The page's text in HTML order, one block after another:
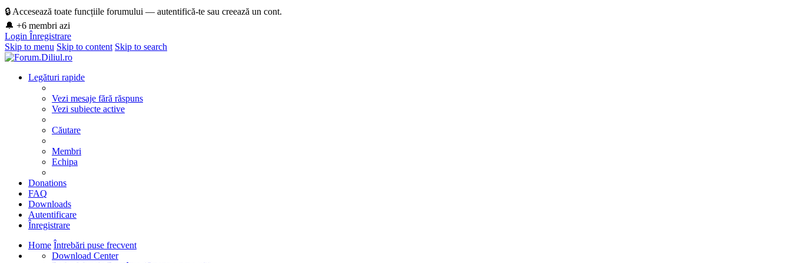
🔒 Accesează toate funcțiile forumului — autentifică-te sau creează un cont.
🔔 +6 membri azi
Login Înregistrare
Skip to menu Skip to content Skip to search
Legături rapide
Vezi mesaje fără răspuns
Vezi subiecte active
Căutare
Membri
Echipa
Donations
FAQ
Downloads
Autentificare
Înregistrare
Home Întrebări puse frecvent
Download Center